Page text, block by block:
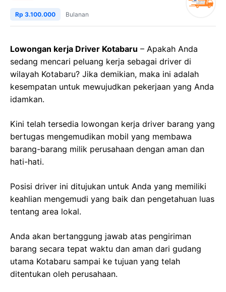
Rp 3.100.000 Bulanan
Lowongan kerja Driver Kotabaru – Apakah Anda
sedang mencari peluang kerja sebagai driver di
wilayah Kotabaru? Jika demikian, maka ini adalah
kesempatan untuk mewujudkan pekerjaan yang Anda
idamkan.
Kini telah tersedia lowongan kerja driver barang yang
bertugas mengemudikan mobil yang membawa
barang-barang milik perusahaan dengan aman dan
hati-hati.
Posisi driver ini ditujukan untuk Anda yang memiliki
keahlian mengemudi yang baik dan pengetahuan luas
tentang area lokal.
Anda akan bertanggung jawab atas pengiriman
barang secara tepat waktu dan aman dari gudang
utama Kotabaru sampai ke tujuan yang telah
ditentukan oleh perusahaan.